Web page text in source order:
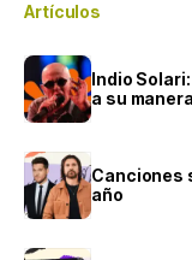
Artículos
Indio
a su manera
Canciones
año